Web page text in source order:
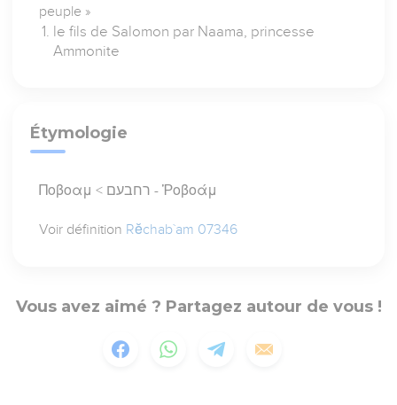
peuple »
le fils de Salomon par Naama, princesse
Ammonite
Étymologie
Ποβοαμ < רחבעם - Ῥοβοάμ
Voir définition Rĕchab`am 07346
Vous avez aimé ? Partagez autour de vous !